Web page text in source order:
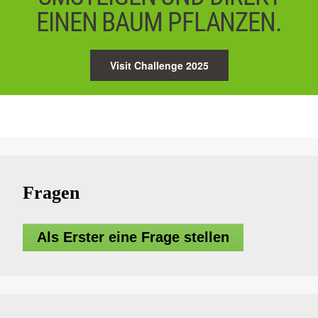
EINEN BAUM PFLANZEN.
Visit Challenge 2025
Fragen
Als Erster eine Frage stellen